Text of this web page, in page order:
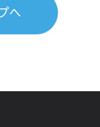
へ